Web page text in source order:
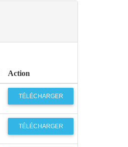
Action
TÉLÉCHARGER
TÉLÉCHARGER